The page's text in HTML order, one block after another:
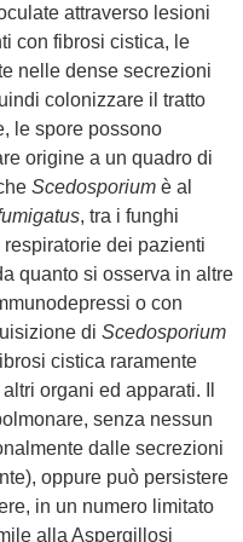
attraverso lesioni
con fibrosi cistica, le
nelle dense secrezioni
colonizzare il tratto
le spore possono
origine a un quadro di
Scedosporium è al
, tra i funghi
dei pazienti
quanto si osserva in altre
o con
di Scedosporium
cistica raramente
organi ed apparati. Il
senza nessun
dalle secrezioni
oppure può persistere
in un numero limitato
alla Aspergillosi